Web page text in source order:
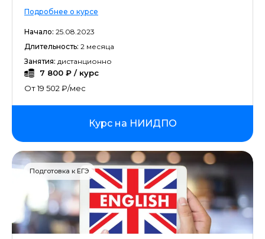
Подробнее о курсе
Начало: 25.08.2023
Длительность: 2 месяца
Занятия: дистанционно
7 800 ₽ / курс
От 19 502 ₽/мес
Курс на НИИДПО
Подготовка к ЕГЭ